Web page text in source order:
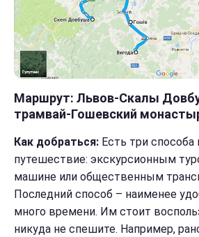
Маршрут: Львов-Скалы
трамвай-Гошевский
Как добраться: Есть три
путешествие: экскурсионным
машине или общественным
Последний способ – наименее
много времени. Им стоит
никуда не спешите. Например,